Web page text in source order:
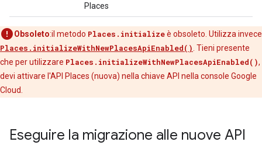
Places
Obsoleto:il metodo Places.initializeè obsoleto. Utilizza invece
Places.initializeWithNewPlacesApiEnabled() . Tieni presente
che per utilizzare Places.initializeWithNewPlacesApiEnabled(),
devi attivare l'API Places (nuova) nella chiave API nella console Google
Cloud.
Eseguire la migrazione alle nuove API